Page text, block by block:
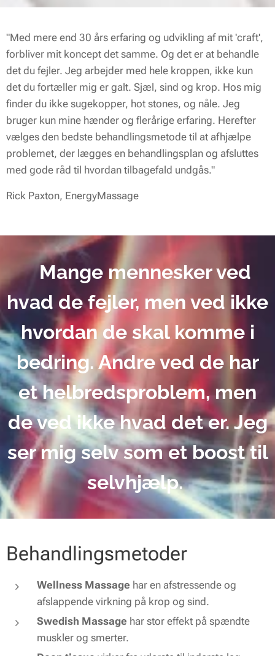
"Med mere end 30 års erfaring og udvikling af mit 'craft',
forbliver mit koncept det samme. Og det er at behandle
det du fejler. Jeg arbejder med hele kroppen, ikke kun
det du fortæller mig er galt. Sjæl, sind og krop. Hos mig
finder du ikke sugekopper, hot stones, og nåle. Jeg
bruger kun mine hænder og flerårige erfaring. Herefter
vælges den bedste behandlingsmetode til at afhjælpe
problemet, der lægges en behandlingsplan og afsluttes
med gode råd til hvordan tilbagefald undgås."
Rick Paxton, EnergyMassage
Mange mennesker ved
hvad de fejler, men ved ikke
hvordan de skal komme i
bedring. Andre ved de har
et helbredsproblem, men
de ved ikke hvad det er. Jeg
ser mig selv som et boost til
selvhjælp.
Behandlingsmetoder
Wellness Massage har en afstressende og
afslappende virkning på krop og sind.
Swedish Massage har stor effekt på spændte
muskler og smerter.